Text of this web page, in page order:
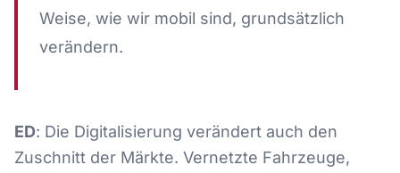
Weise, wie wir mobil sind, grundsätzlich
verändern.
ED: Die Digitalisierung verändert auch den
Zuschnitt der Märkte. Vernetzte Fahrzeuge,